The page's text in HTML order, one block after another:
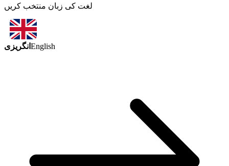
لغت کی زبان منتخب کریں
انگریزی English